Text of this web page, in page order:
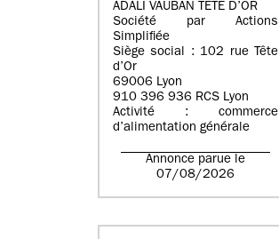
ADALI VAUBAN TETE D’OR
Société par Actions
Simplifiée
Siège social : 102 rue Tête
d’Or
69006 Lyon
910 396 936 RCS Lyon
Activité : commerce
d’alimentation générale
Annonce parue le
07/08/2026